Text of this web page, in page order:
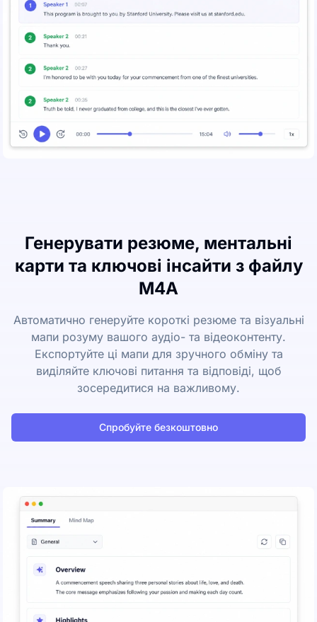
Генерувати резюме, ментальні
карти та ключові інсайти з файлу
M4A
Автоматично генеруйте короткі резюме та візуальні
мапи розуму вашого аудіо- та відеоконтенту.
Експортуйте ці мапи для зручного обміну та
виділяйте ключові питання та відповіді, щоб
зосередитися на важливому.
Спробуйте безкоштовно